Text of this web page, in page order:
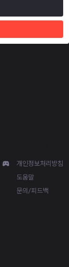
개인정보처리방침
도움말
문의/피드백